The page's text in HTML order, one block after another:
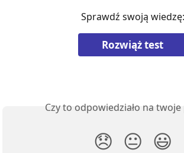
Sprawdź swoją wiedzę:
Rozwiąż test
Czy to odpowiedziało na twoje
😞 😐 😃